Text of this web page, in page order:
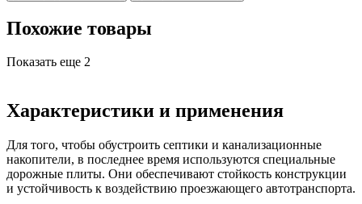
Похожие товары
Показать еще 2
Характеристики и применения
Для того, чтобы обустроить септики и канализационные
накопители, в последнее время используются специальные
дорожные плиты. Они обеспечивают стойкость конструкции
и устойчивость к воздействию проезжающего автотранспорта.